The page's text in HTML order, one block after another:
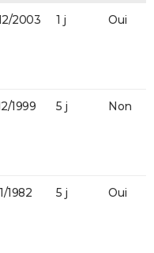
2003 1 j Oui
1999 5 j Non
1982 5 j Oui